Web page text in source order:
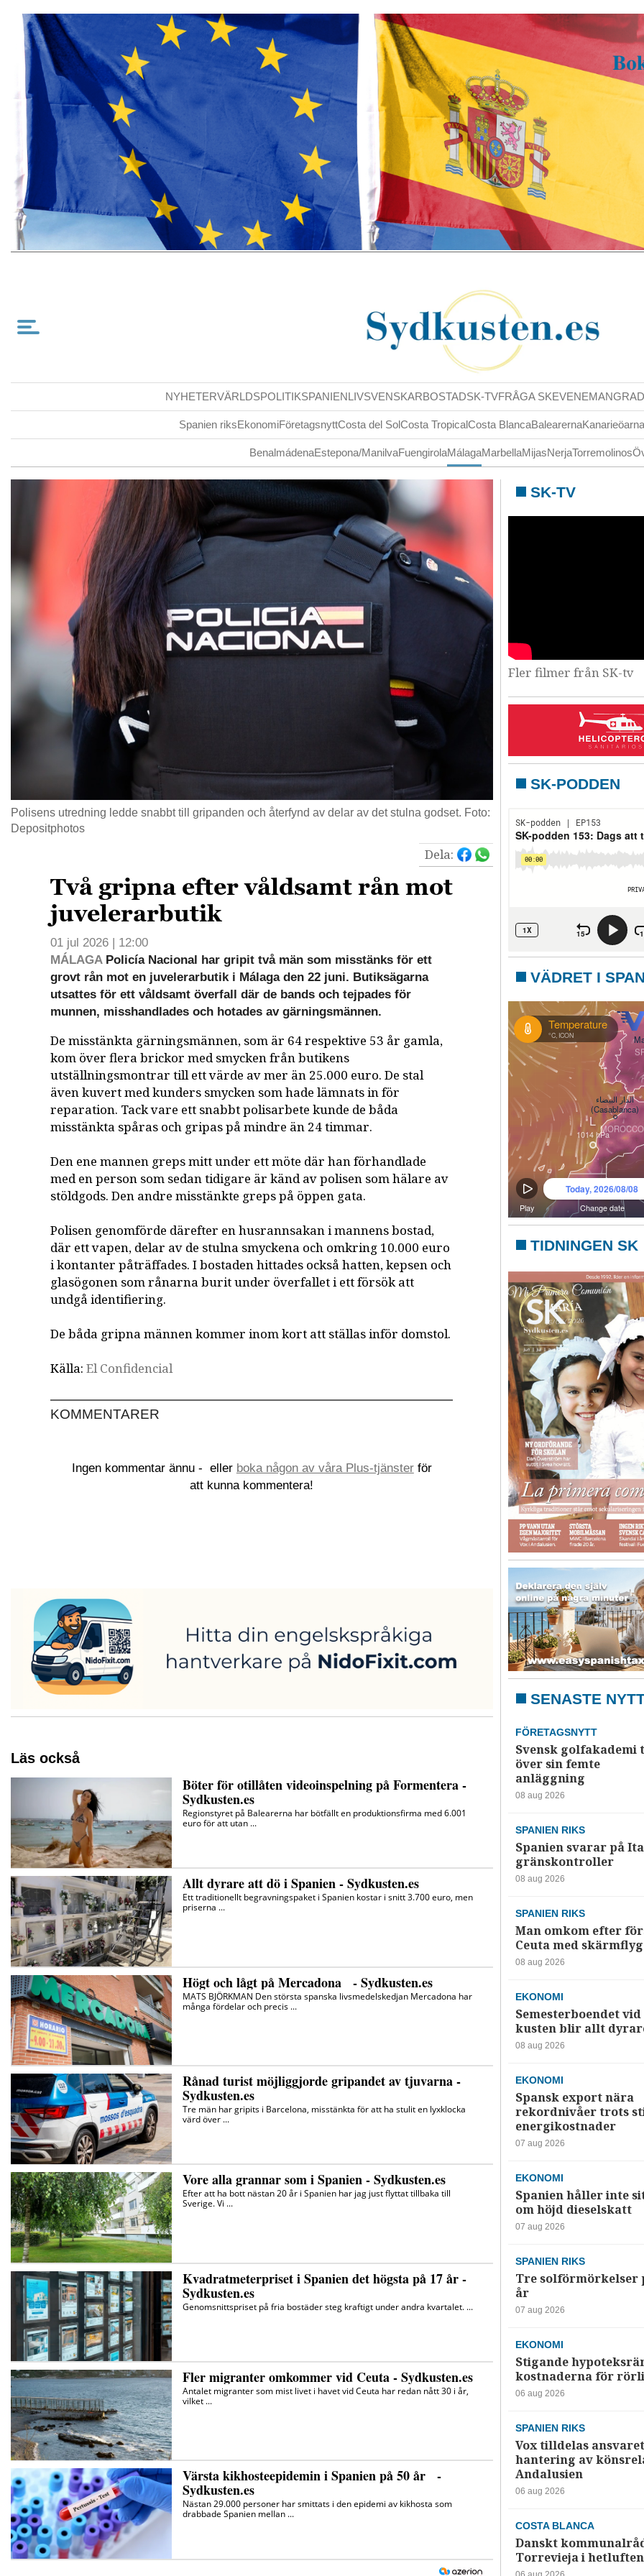
NYHETERVÄRLDSPOLITIKSPANIENLIVSVENSKARBOSTADSK-TVFRÅGA SKEVENEMANG
Spanien riksEkonomiFöretagsnyttCosta del SolCosta TropicalCosta BlancaBalearerna
BenalmádenaEstepona/ManilvaFuengirolaMálagaMarbellaMijasNerjaTorremolinos
Polisens utredning ledde snabbt till gripanden och återfynd av delar av det stulna godset. Foto:
Depositphotos
Dela:
Två gripna efter våldsamt rån mot
juvelerarbutik
01 jul 2026 | 12:00
MÁLAGAPolicía Nacional har gripit två män som misstänks för ett
grovt rån mot en juvelerarbutik i Málaga den 22 juni. Butiksägarna
utsattes för ett våldsamt överfall där de bands och tejpades för
munnen, misshandlades och hotades av gärningsmännen.
De misstänkta gärningsmännen, som är 64 respektive 53 år gamla,
kom över flera brickor med smycken från butikens
utställningsmontrar till ett värde av mer än 25.000 euro. De stal
även kuvert med kunders smycken som hade lämnats in för
reparation. Tack vare ett snabbt polisarbete kunde de båda
misstänkta spåras och gripas på mindre än 24 timmar.
Den ene mannen greps mitt under ett möte där han förhandlade
med en person som sedan tidigare är känd av polisen som hälare av
stöldgods. Den andre misstänkte greps på öppen gata.
Polisen genomförde därefter en husrannsakan i mannens bostad,
där ett vapen, delar av de stulna smyckena och omkring 10.000 euro
i kontanter påträffades. I bostaden hittades också hatten, kepsen och
glasögonen som rånarna burit under överfallet i ett försök att
undgå identifiering.
De båda gripna männen kommer inom kort att ställas inför domstol.
Källa:El Confidencial
KOMMENTARER
Ingen kommentar ännu - eller boka någon av våra Plus-tjänsterför
att kunna kommentera!
SK-TV
Fler filmer från SK-tv
SK-PODDEN
VÄDRET I
TIDNINGEN SK
SENASTE
FÖRETAGSNYTT
Svensk golfakademi
över sin femte
anläggning
08 aug 2026
SPANIEN RIKS
Spanien svarar på
gränskontroller
08 aug 2026
SPANIEN RIKS
Man omkom efter
Ceuta med
08 aug 2026
EKONOMI
Semesterboendet
kusten blir allt
08 aug 2026
EKONOMI
Spansk export nära
rekordnivåer trots
energikostnader
07 aug 2026
EKONOMI
Spanien håller inte
om höjd dieselskatt
07 aug 2026
SPANIEN RIKS
Tre solförmörkelser
år
07 aug 2026
EKONOMI
Stigande
kostnaderna för
06 aug 2026
SPANIEN RIKS
Vox tilldelas
hantering av
Andalusien
06 aug 2026
COSTA BLANCA
Danskt
Torrevieja i hetluften